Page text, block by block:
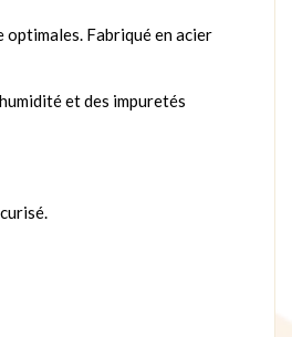
Fabriqué en acier
et des impuretés